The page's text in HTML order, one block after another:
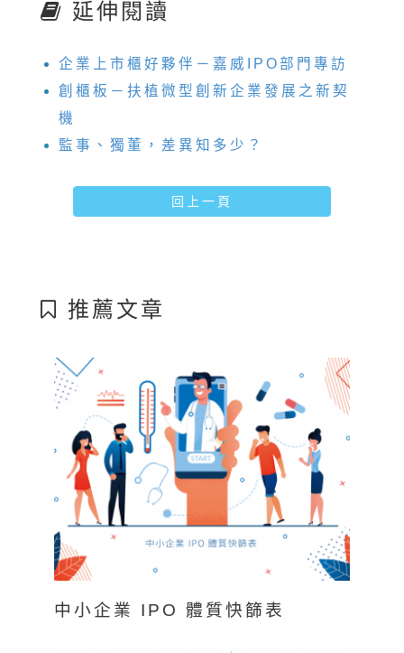
延伸閱讀
企業上市櫃好夥伴－嘉威IPO部門專訪
創櫃板－扶植微型創新企業發展之新契
機
監事、獨董，差異知多少？
回上一頁
推薦文章
中小企業 IPO 體質快篩表